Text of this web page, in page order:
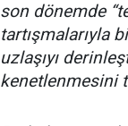
son dönemde
tartışmalarıyla
uzlaşıyı
kenetlenmesini